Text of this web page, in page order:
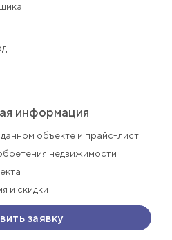
информация
объекте и прайс-лист
недвижимости
и скидки
заявку